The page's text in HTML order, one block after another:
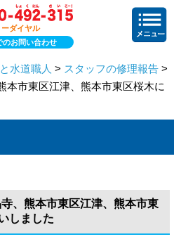
ダイヤル
のお問い合わせ
水道職人 > スタッフの修理報告 >
本市東区江津、熊本市東区桜木に
、熊本市東区江津、熊本市東
しました